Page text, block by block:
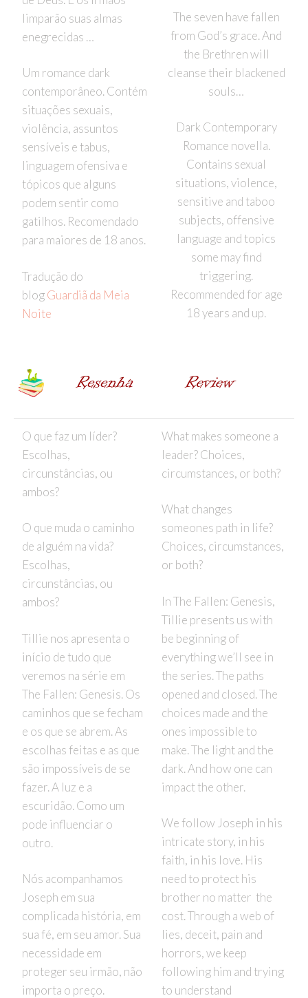
limparão suas almas
enegrecidas …
Um romance dark
contemporâneo. Contém
situações sexuais,
violência, assuntos
sensíveis e tabus,
linguagem ofensiva e
tópicos que alguns
podem sentir como
gatilhos. Recomendado
para maiores de 18 anos.
Tradução do
blogGuardiã da Meia
Noite
The seven have fallen
from God’s grace. And
the Brethren will
cleanse their blackened
souls…
Dark Contemporary
Romance novella.
Contains sexual
situations, violence,
sensitive and taboo
subjects, offensive
language and topics
some may find
triggering.
Recommended for age
18 years and up.
O que faz um líder?
Escolhas,
circunstâncias, ou
ambos?
O que muda o caminho
de alguém na vida?
Escolhas,
circunstâncias, ou
ambos?
Tillie nos apresenta o
início de tudo que
veremos na série em
The Fallen: Genesis. Os
caminhos que se fecham
e os que se abrem. As
escolhas feitas e as que
são impossíveis de se
fazer. A luz e a
escuridão. Como um
pode influenciar o
outro.
Nós acompanhamos
Joseph em sua
complicada história, em
sua fé, em seu amor. Sua
necessidade em
proteger seu irmão, não
importa o preço.
What makes someone a
leader? Choices,
circumstances, or both?
What changes
someones path in life?
Choices, circumstances,
or both?
In The Fallen: Genesis,
Tillie presents us with
be beginning of
everything we’ll see in
the series. The paths
opened and closed. The
choices made and the
ones impossible to
make. The light and the
dark. And how one can
impact the other.
We follow Joseph in his
intricate story, in his
faith, in his love. His
need to protect his
brother no matter the
cost. Through a web of
lies, deceit, pain and
horrors, we keep
following him and trying
to understand